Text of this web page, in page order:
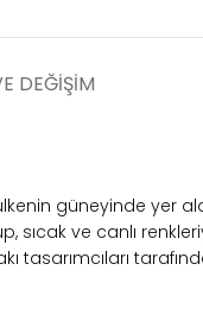
DEĞIŞIM
güneyinde yer
sıcak ve canlı
tasarımcıları